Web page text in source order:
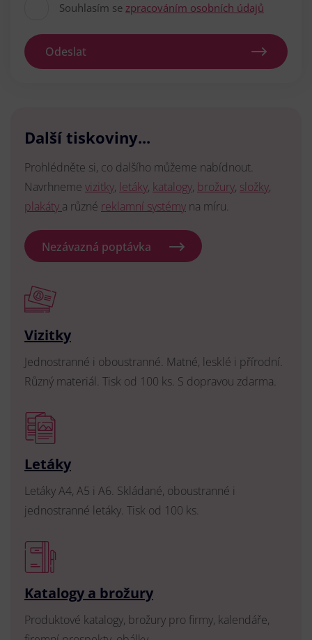
Souhlasím se zpracováním osobních údajů
Odeslat
Další tiskoviny...
Prohlédněte si, co dalšího můžeme nabídnout.
Navrhneme vizitky, letáky, katalogy, brožury, složky,
plakáty a různé reklamní systémy na míru.
Nezávazná poptávka
Vizitky
Jednostranné i oboustranné. Matné, lesklé i přírodní.
Různý materiál. Tisk od 100 ks. S dopravou zdarma.
Letáky
Letáky A4, A5 i A6. Skládané, oboustranné i
jednostranné letáky. Tisk od 100 ks.
Katalogy a brožury
Produktové katalogy, brožury pro firmy, kalendáře,